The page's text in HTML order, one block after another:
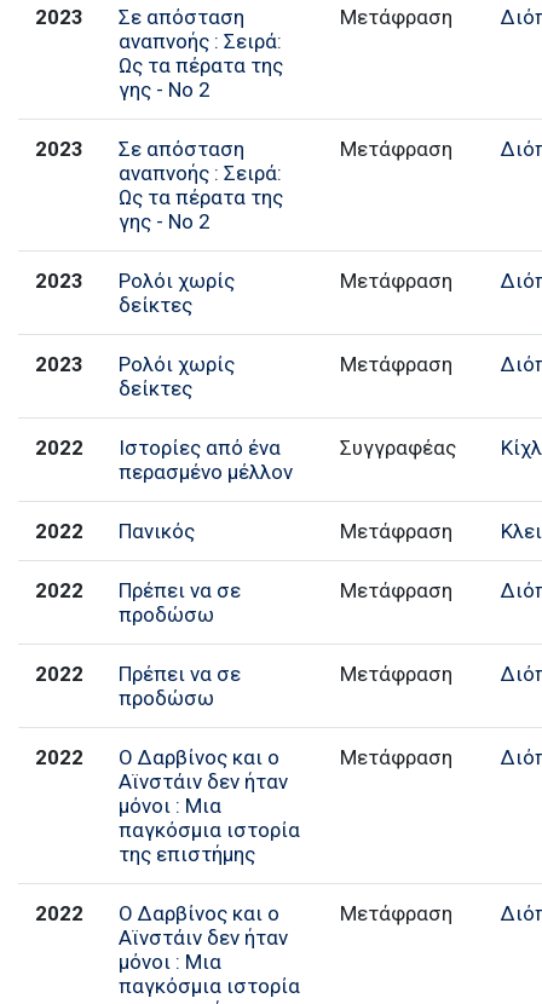
2023
Σε απόσταση
αναπνοής : Σειρά:
Ως τα πέρατα της
γης - No 2
Μετάφραση
2023
Σε απόσταση
αναπνοής : Σειρά:
Ως τα πέρατα της
γης - No 2
Μετάφραση
2023
Ρολόι χωρίς
δείκτες
Μετάφραση
2023
Ρολόι χωρίς
δείκτες
Μετάφραση
2022
Ιστορίες από ένα
περασμένο μέλλον
Συγγραφέας
2022 Πανικός Μετάφραση
2022
Πρέπει να σε
προδώσω
Μετάφραση
2022
Πρέπει να σε
προδώσω
Μετάφραση
2022
Ο Δαρβίνος και ο
Αϊνστάιν δεν ήταν
μόνοι : Μια
παγκόσμια ιστορία
της επιστήμης
Μετάφραση
2022
Ο Δαρβίνος και ο
Αϊνστάιν δεν ήταν
μόνοι : Μια
παγκόσμια ιστορία
Μετάφραση